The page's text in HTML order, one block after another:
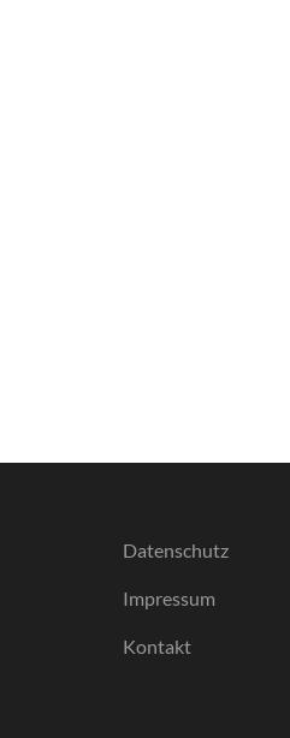
Datenschutz
Impressum
Kontakt